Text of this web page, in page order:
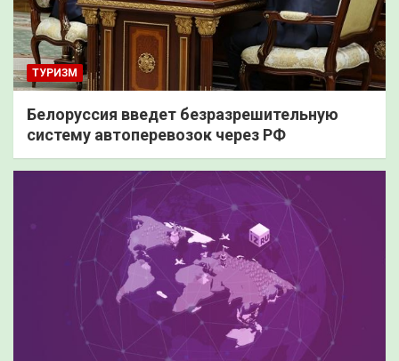
ТУРИЗМ
Белоруссия введет безразрешительную
систему автоперевозок через РФ